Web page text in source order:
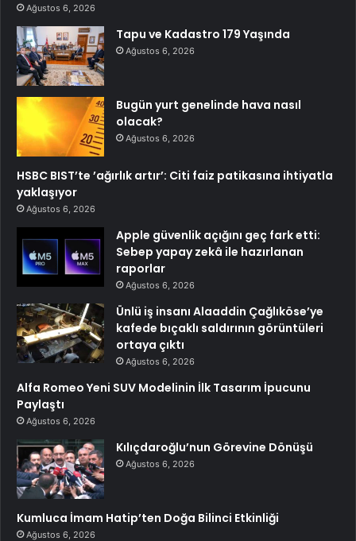
Ağustos 6, 2026
Tapu ve Kadastro 179 Yaşında
Ağustos 6, 2026
Bugün yurt genelinde hava nasıl
olacak?
Ağustos 6, 2026
HSBC BIST’te ’ağırlık artır’: Citi faiz patikasına ihtiyatla
yaklaşıyor
Ağustos 6, 2026
Apple güvenlik açığını geç fark etti:
Sebep yapay zekâ ile hazırlanan
raporlar
Ağustos 6, 2026
Ünlü iş insanı Alaaddin Çağlıköse’ye
kafede bıçaklı saldırının görüntüleri
ortaya çıktı
Ağustos 6, 2026
Alfa Romeo Yeni SUV Modelinin İlk Tasarım İpucunu
Paylaştı
Ağustos 6, 2026
Kılıçdaroğlu’nun Görevine Dönüşü
Ağustos 6, 2026
Kumluca İmam Hatip’ten Doğa Bilinci Etkinliği
Ağustos 6, 2026